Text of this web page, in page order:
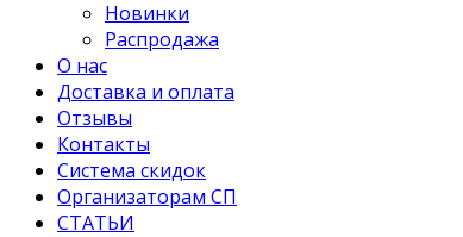
Новинки
Распродажа
О нас
Доставка и оплата
Отзывы
Контакты
Система скидок
Организаторам СП
СТАТЬИ